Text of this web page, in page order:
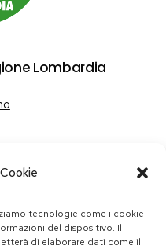
tecnologie come i cookie
del dispositivo. Il
di elaborare dati come il
Lombardia
sui cookie